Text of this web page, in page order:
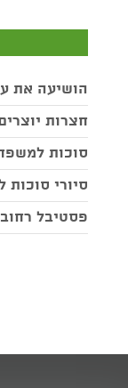
הושיעה את
חצרות
סוכות
סיורי
פסטיבל רחוב